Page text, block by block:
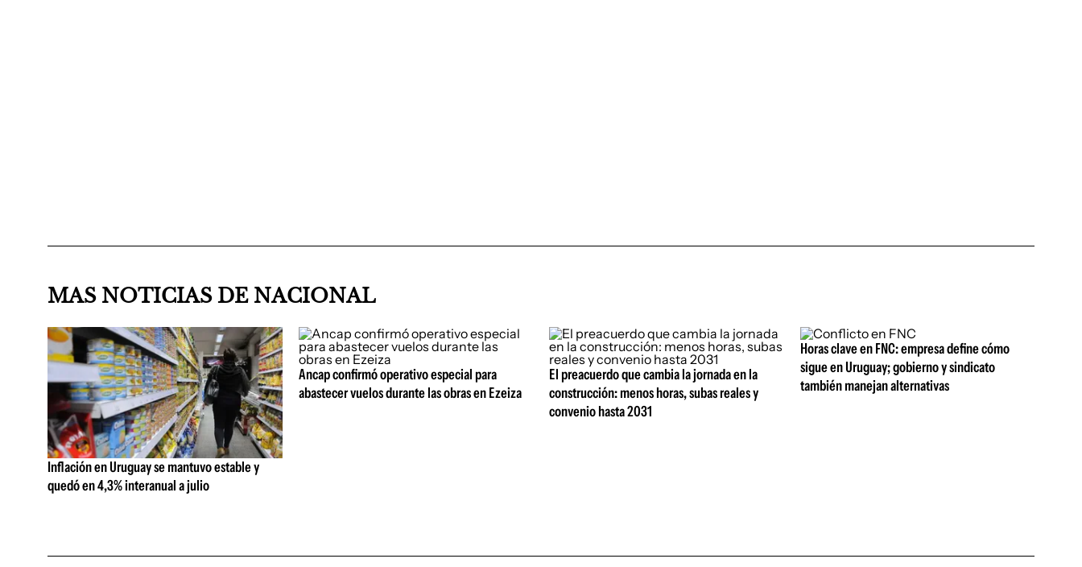
MAS NOTICIAS DE NACIONAL
Inflación en Uruguay se mantuvo estable y
quedó en 4,3% interanual a julio
Ancap confirmó operativo especial para
abastecer vuelos durante las obras en Ezeiza
El preacuerdo que cambia la jornada en la
construcción: menos horas, subas reales y
convenio hasta 2031
Horas clave en FNC: empresa define cómo
sigue en Uruguay; gobierno y sindicato
también manejan alternativas